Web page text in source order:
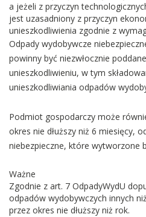
a jeżeli z przyczyn
jest uzasadniony z przyczyn
unieszkodliwienia zgodnie z
Odpady wydobywcze
powinny być niezwłocznie
unieszkodliwieniu, w tym
unieszkodliwiania odpadów
Podmiot gospodarczy może
okres nie dłuższy niż 6 miesięcy,
niebezpieczne, które wytworzone
Ważne
Zgodnie z art. 7 OdpadyWydU
odpadów wydobywczych innych
przez okres nie dłuższy niż rok.